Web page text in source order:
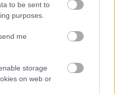
to be sent to
purposes.
me
storage
on web or